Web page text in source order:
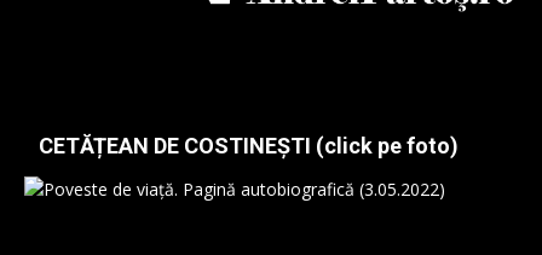
CETĂȚEAN DE COSTINEȘTI (click pe foto)